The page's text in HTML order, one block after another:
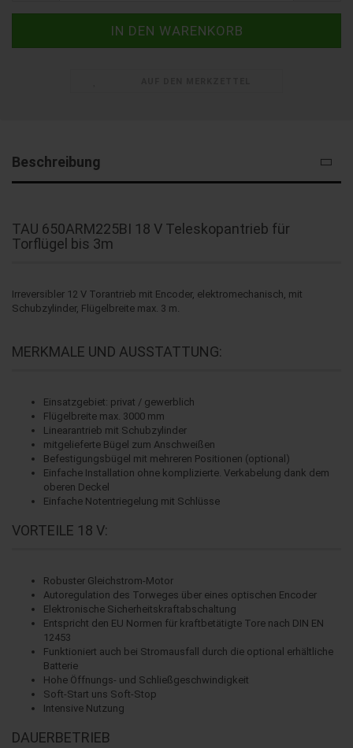
Beschreibung
TAU 650ARM225BI 18 V Teleskopantrieb für
Torflügel bis 3m
Irreversibler 12 V Torantrieb mit Encoder, elektromechanisch, mit
Schubzylinder, Flügelbreite max. 3 m.
MERKMALE UND AUSSTATTUNG:
Einsatzgebiet: privat / gewerblich
Flügelbreite max. 3000 mm
Linearantrieb mit Schubzylinder
mitgelieferte Bügel zum Anschweißen
Befestigungsbügel mit mehreren Positionen (optional)
Einfache Installation ohne komplizierte. Verkabelung dank dem
oberen Deckel
Einfache Notentriegelung mit Schlüsse
VORTEILE 18 V:
Robuster Gleichstrom-Motor
Autoregulation des Torweges über eines optischen Encoder
Elektronische Sicherheitskraftabschaltung
Entspricht den EU Normen für kraftbetätigte Tore nach DIN EN
12453
Funktioniert auch bei Stromausfall durch die optional erhältliche
Batterie
Hohe Öffnungs- und Schließgeschwindigkeit
Soft-Start uns Soft-Stop
Intensive Nutzung
DAUERBETRIEB